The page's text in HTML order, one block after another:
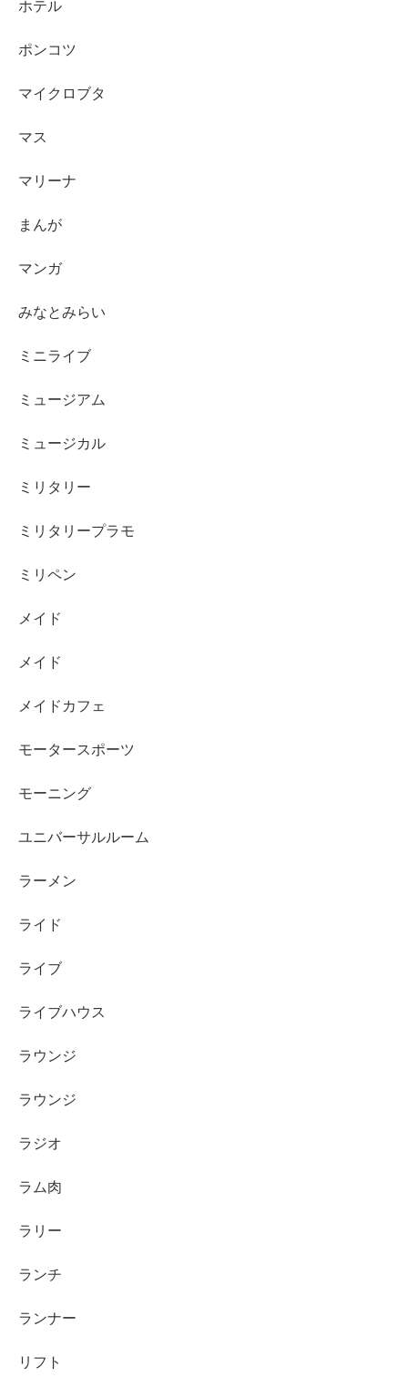
ホテル
ポンコツ
マイクロブタ
マス
マリーナ
まんが
マンガ
みなとみらい
ミニライブ
ミュージアム
ミュージカル
ミリタリー
ミリタリープラモ
ミリペン
メイド
メイド
メイドカフェ
モータースポーツ
モーニング
ユニバーサルルーム
ラーメン
ライド
ライブ
ライブハウス
ラウンジ
ラウンジ
ラジオ
ラム肉
ラリー
ランチ
ランナー
リフト